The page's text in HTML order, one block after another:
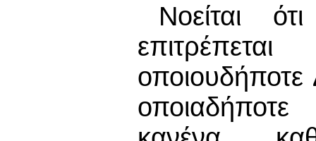
Νοείται
οποιουδήποτε